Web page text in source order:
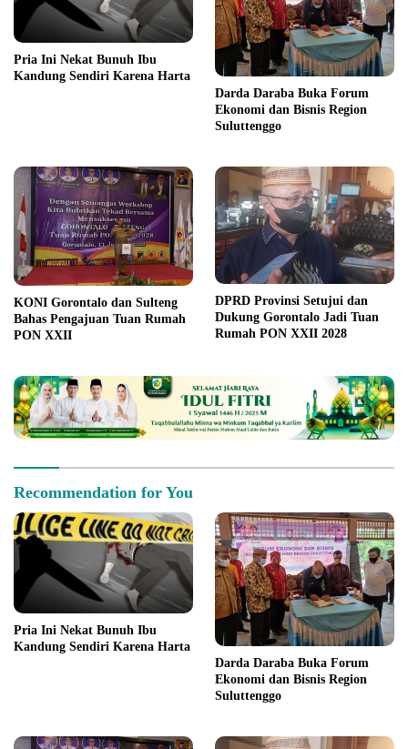
Pria Ini Nekat Bunuh Ibu
Kandung Sendiri Karena Harta
Darda Daraba Buka Forum
Ekonomi dan Bisnis Region
Suluttenggo
KONI Gorontalo dan Sulteng
Bahas Pengajuan Tuan Rumah
PON XXII
DPRD Provinsi Setujui dan
Dukung Gorontalo Jadi Tuan
Rumah PON XXII 2028
Recommendation for You
Pria Ini Nekat Bunuh Ibu
Kandung Sendiri Karena Harta
Darda Daraba Buka Forum
Ekonomi dan Bisnis Region
Suluttenggo